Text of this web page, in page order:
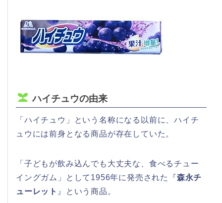
ハイチュウの由来
「ハイチュウ」という名称になる以前に、ハイチ
ュウには前身となる商品が存在していた。
「子どもが飲み込んでも大丈夫な、食べるチュー
イングガム」として1956年に発売された『森永チ
ューレット 』という商品。